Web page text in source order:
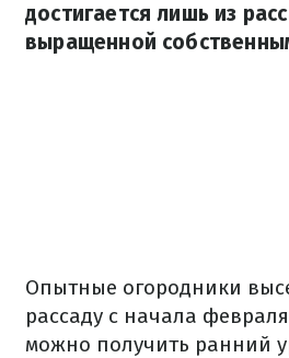
достигается лишь из
выращенной
Опытные огородники
рассаду с начала
можно получить ранний